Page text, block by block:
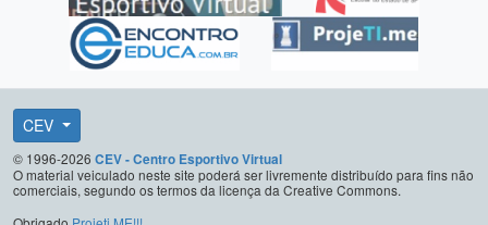
CEV
© 1996-2026 CEV - Centro Esportivo Virtual
O material veiculado neste site poderá ser livremente distribuído para fins não
comerciais, segundo os termos da licença da Creative Commons.